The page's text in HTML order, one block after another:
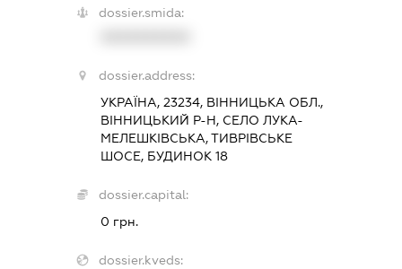
dossier.smida:
dossier.address:
УКРАЇНА, 23234, ВІННИЦЬКА ОБЛ.,
ВІННИЦЬКИЙ Р-Н, СЕЛО ЛУКА-
МЕЛЕШКІВСЬКА, ТИВРІВСЬКЕ
ШОСЕ, БУДИНОК 18
dossier.capital:
0 грн.
dossier.kveds: